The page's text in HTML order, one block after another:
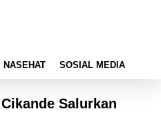
NASEHAT SOSIAL MEDIA
Salurkan